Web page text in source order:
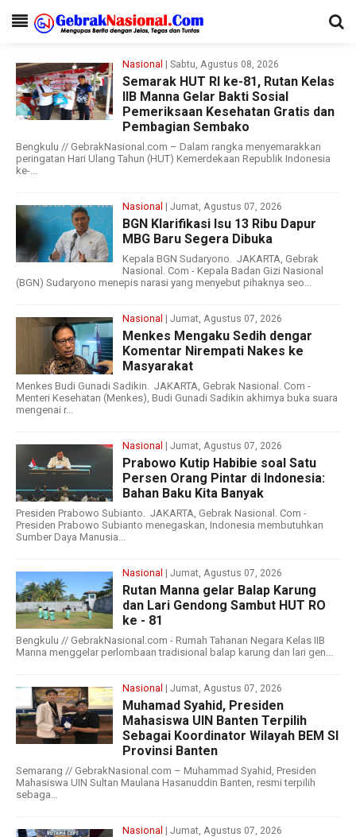
Nasional | Sabtu, Agustus 08, 2026
Semarak HUT RI ke-81, Rutan Kelas
IIB Manna Gelar Bakti Sosial
Pemeriksaan Kesehatan Gratis dan
Pembagian Sembako
Bengkulu // GebrakNasional.com – Dalam rangka menyemarakkan
peringatan Hari Ulang Tahun (HUT) Kemerdekaan Republik Indonesia
ke-...
Nasional | Jumat, Agustus 07, 2026
BGN Klarifikasi Isu 13 Ribu Dapur
MBG Baru Segera Dibuka
Kepala BGN Sudaryono. JAKARTA, Gebrak
Nasional. Com - Kepala Badan Gizi Nasional
(BGN) Sudaryono menepis narasi yang menyebut pihaknya seo...
Nasional | Jumat, Agustus 07, 2026
Menkes Mengaku Sedih dengar
Komentar Nirempati Nakes ke
Masyarakat
Menkes Budi Gunadi Sadikin. JAKARTA, Gebrak Nasional. Com -
Menteri Kesehatan (Menkes), Budi Gunadi Sadikin akhirnya buka suara
mengenai r...
Nasional | Jumat, Agustus 07, 2026
Prabowo Kutip Habibie soal Satu
Persen Orang Pintar di Indonesia:
Bahan Baku Kita Banyak
Presiden Prabowo Subianto. JAKARTA, Gebrak Nasional. Com -
Presiden Prabowo Subianto menegaskan, Indonesia membutuhkan
Sumber Daya Manusia...
Nasional | Jumat, Agustus 07, 2026
Rutan Manna gelar Balap Karung
dan Lari Gendong Sambut HUT RO
ke - 81
Bengkulu // GebrakNasional.com - Rumah Tahanan Negara Kelas IIB
Manna menggelar perlombaan tradisional balap karung dan lari gen...
Nasional | Jumat, Agustus 07, 2026
Muhamad Syahid, Presiden
Mahasiswa UIN Banten Terpilih
Sebagai Koordinator Wilayah BEM SI
Provinsi Banten
Semarang // GebrakNasional.com – Muhammad Syahid, Presiden
Mahasiswa UIN Sultan Maulana Hasanuddin Banten, resmi terpilih
sebaga...
Nasional | Jumat, Agustus 07, 2026